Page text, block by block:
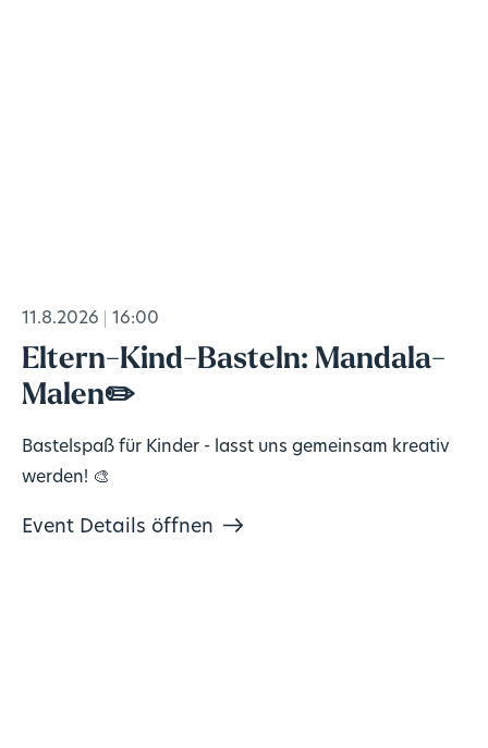
11.8.2026 16:00
Eltern-Kind-Basteln: Mandala-
Malen✏️
Bastelspaß für Kinder - lasst uns gemeinsam kreativ
werden! 🎨
Event Details öffnen